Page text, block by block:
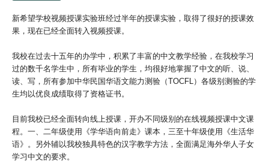
新希望学校视频授课实验班经过半年的授课实验，取得了很好的授课效
果，现在已经全面转入视频授课。
我校在过去十五年的办学中，积累了丰富的中文教学经验，在我校学习
过的数千名学生中，所有毕业的学生，均很好地掌握了中文的听、说、
读、写，所有参加中华民国华语文能力测验（TOCFL）各级别测验的学
生均以优良成绩取得了资格证书。
目前我校已经全面转向线上授课，开办不同级别的在线视频授课中文课
程。一、二年级使用《学华语向前走》课本，三至十年级使用《生活华
语》。另外辅以我校独具特色的汉字教学方法，全面满足海外华人子女
学习中文的要求。